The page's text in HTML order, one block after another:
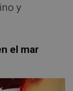
y
el mar